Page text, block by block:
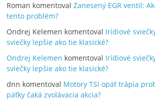
Roman komentovalZanesený EGR ventil:
tento problém?
Ondrej Kelemen komentoval Irídiové
sviečky lepšie ako tie klasické?
Ondrej Kelemen komentoval Irídiové
sviečky lepšie ako tie klasické?
dnn komentoval Motory TSI opäť trápia
päťky čaká zvolávacia akcia?